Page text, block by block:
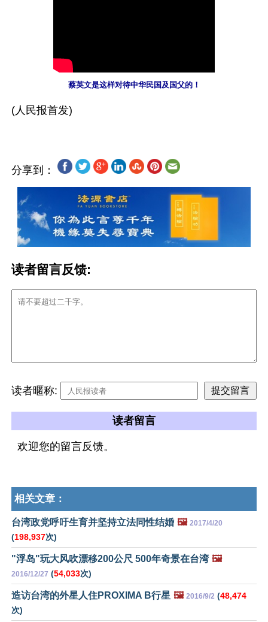
蔡英文是这样对待中华民国及国父的！
分享到：
读者留言反馈:
读者暱称:
读者留言
欢迎您的留言反馈。
相关文章：
台湾政党呼吁生育并坚持立法同性结婚 🖼️ 2017/4/20
(198,937次)
"浮岛"玩大风吹漂移200公尺 500年奇景在台湾 🖼️
2016/12/27 (54,033次)
造访台湾的外星人住PROXIMA B行星 🖼️ 2016/9/2 (48,474
次)